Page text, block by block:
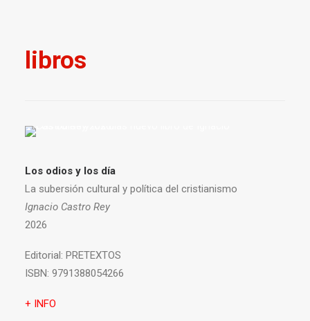
libros
Los odios y los día
La subersión cultural y política del cristianismo
Ignacio Castro Rey
2026
Editorial: PRETEXTOS
ISBN: 9791388054266
+ INFO